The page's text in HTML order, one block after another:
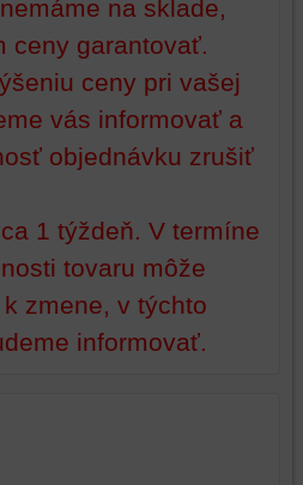
na sklade,
ceny garantovať.
ceny pri vašej
vás informovať a
objednávku zrušiť
1 týždeň. V termíne
tovaru môže
zmene, v týchto
informovať.